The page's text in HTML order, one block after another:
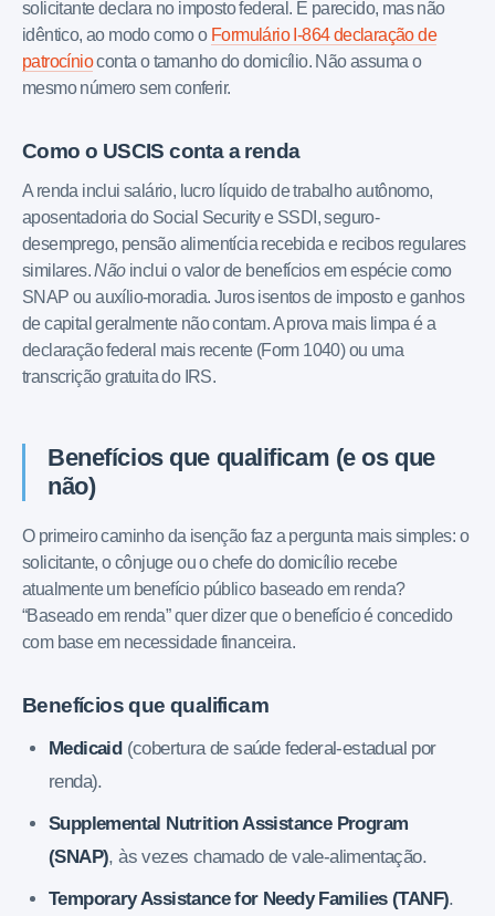
solicitante declara no imposto federal. É parecido, mas não
idêntico, ao modo como o Formulário I-864 declaração de
patrocínioconta o tamanho do domicílio. Não assuma o
mesmo número sem conferir.
Como o USCIS conta a renda
A renda inclui salário, lucro líquido de trabalho autônomo,
aposentadoria do Social Security e SSDI, seguro-
desemprego, pensão alimentícia recebida e recibos regulares
similares.Nãoinclui o valor de benefícios em espécie como
SNAP ou auxílio-moradia. Juros isentos de imposto e ganhos
de capital geralmente não contam. A prova mais limpa é a
declaração federal mais recente (Form 1040) ou uma
transcrição gratuita do IRS.
Benefícios que qualificam (e os que
não)
O primeiro caminho da isenção faz a pergunta mais simples: o
solicitante, o cônjuge ou o chefe do domicílio recebe
atualmente um benefício público baseado em renda?
“Baseado em renda” quer dizer que o benefício é concedido
com base em necessidade financeira.
Benefícios que qualificam
Medicaid(cobertura de saúde federal-estadual por
renda).
Supplemental Nutrition Assistance Program
(SNAP), às vezes chamado de vale-alimentação.
Temporary Assistance for Needy Families (TANF).